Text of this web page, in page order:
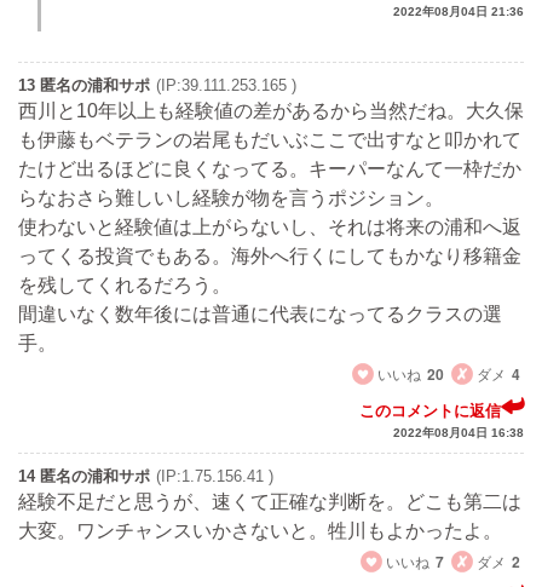
2022年08月04日 21:36
13 匿名の浦和サポ (IP:39.111.253.165 )
西川と10年以上も経験値の差があるから当然だね。大久保
も伊藤もベテランの岩尾もだいぶここで出すなと叩かれて
たけど出るほどに良くなってる。キーパーなんて一枠だか
らなおさら難しいし経験が物を言うポジション。
使わないと経験値は上がらないし、それは将来の浦和へ返
ってくる投資でもある。海外へ行くにしてもかなり移籍金
を残してくれるだろう。
間違いなく数年後には普通に代表になってるクラスの選
手。
いいね 20 ダメ 4
このコメントに返信
2022年08月04日 16:38
14 匿名の浦和サポ (IP:1.75.156.41 )
経験不足だと思うが、速くて正確な判断を。どこも第二は
大変。ワンチャンスいかさないと。牲川もよかったよ。
いいね 7 ダメ 2